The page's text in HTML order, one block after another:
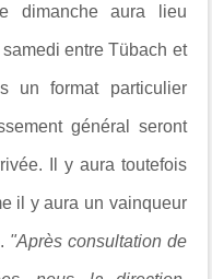
dimanche aura lieu
entre Tübach et
un format particulier
général seront
Il y aura toutefois
il y aura un vainqueur
"Après consultation de